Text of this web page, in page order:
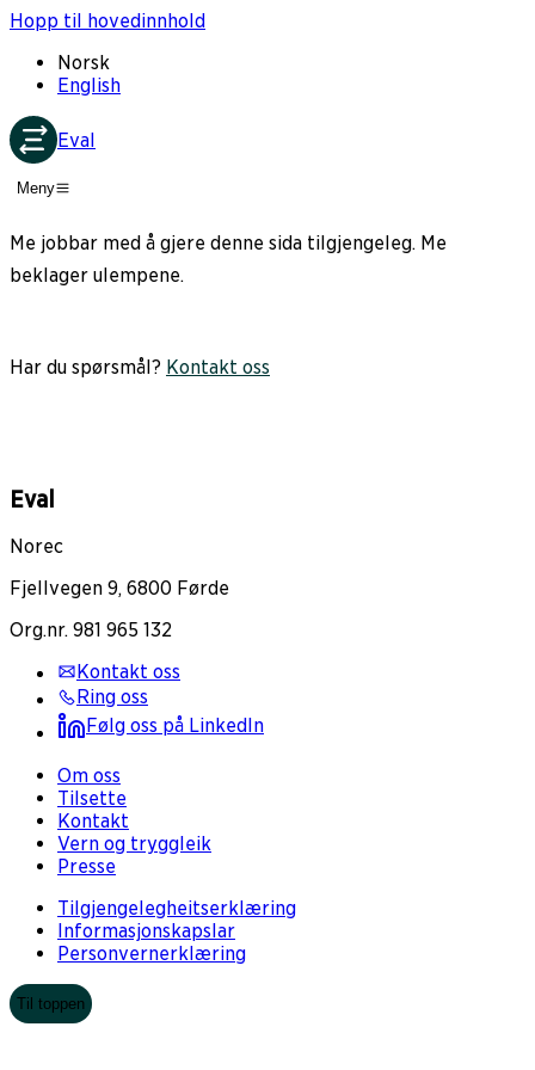
Hopp til hovedinnhold
Norsk
English
Eval
Meny
Me jobbar med å gjere denne sida tilgjengeleg. Me
beklager ulempene.
Har du spørsmål? Kontakt oss
Eval
Norec
Fjellvegen 9, 6800 Førde
Org.nr. 981 965 132
Kontakt oss
Ring oss
Følg oss på LinkedIn
Om oss
Tilsette
Kontakt
Vern og tryggleik
Presse
Tilgjengelegheitserklæring
Informasjonskapslar
Personvernerklæring
Til toppen